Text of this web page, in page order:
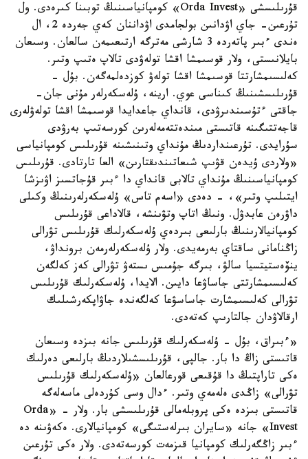
قۇرىلىسشى «Orda Invest» كومپانياسىنىڭ توبىنا كىرەدى. ول
تۇرعىن- جاي اۋدانىن بولجامدى اۋداننان كەي جەردە 2، ال
ەندى ءبىر پاتەردە 3 شارشى مەترگە ارتىعىمەن سالعان. وسىعان
بايلانىستى، ولار قوسىمشا اقشا تولەۋدى تالاپ ەتىپ وتىر.
كەلىسىمشارتتا قوسىمشا اقشا تولەۋ كوزدەلمەگەن. بۇل -
قۇرىلىسشىنىڭ كىناسى عوي. ارينە، ۇلەسكەرلەر مۇنى جان-
جاقتى ءتۇسىندىرۋدى، قانداي جاعدايدا قوسىمشا اقشا تولەۋلەرى
قاجەتتىگىنە قاتىستى مىندەتتەمەلەرىن كورسەتىپ بەرۋدى
سۇرايدى. تۇرعىنداردىڭ مۇنداي وتىنىشىنە قۇرىلىس كومپانياسى
«ولاردى ۇيدەن قۋىپ شىعاتىندىقتارىن» العا تارتادى. قۇرىلىس
كومپانياسىنىڭ مۇنداي تالابى قانداي دا ءبىر قۇجاتسىز اۋىزشا
ايتىلىپ وتىر»، - دەدى «اسەم تاس» ۇلەسكەرلەرىنىڭ وكىلى
داۋرەن عابدۋل. ونىڭ اتاپ وتۋىنشە، قالاداعى قۇرىلىس
كومپانيالارىنىڭ بارلىعى بىردەي ۇلەسكەرلىك قۇرىلىس تۋرالى
زاڭنامانى ساقتاي بەرمەيدى. ولار ۇلەسكەرلەرمەن برونداۋ،
ينۆەستيتسيا سالۋ، بىرگە جۇمىس ىستەۋ تۋرالى كەز كەلگەن
كەلىسىمشارتتى جاساۋعا دايىن. الايدا، ۇلەسكەرلىك قۇرىلىس
تۋرالى كەلىسىمشارت جاساسۋعا كەلگەندە جاۋاپكەرشىلىك
ارقالاۋدان جالتارىپ كەتەدى.
«ءبىراق، بۇل - ۇلەسكەرلىك قۇرىلىس جانە بىزدە وسىعان
قاتىستى زاڭ دا بار. جالپى، قۇرىلىسشىلاردىڭ بارلىعى دەرلىك
ەكى تاراپتىڭ دا قۇقىعى قورعالعان «ۇلەسكەرلىك قۇرىلىس
تۋرالى» زاڭدى ەلەمەي وتىر. ءدال وسى كۇردەلى ماسەلەگە
قاتىستى بىزدە ەكى پروبلەمالى قۇرىلىسشى بار. ولار - «Orda
Invest» جانە «سايران بىرلەستىگى» كومپانيالارى. ەكەۋىنە دە
ءبىر زاڭگەرلىك كومپانيا قىزمەت كورسەتەدى. ولار ەكى تۇرعىن